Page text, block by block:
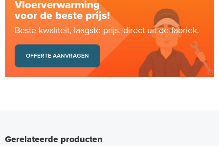
Vloerverwarming
voor de beste prijs!
Beste kwaliteit, laagste prijs, direct uit de fabriek.
OFFERTE AANVRAGEN
Gerelateerde producten